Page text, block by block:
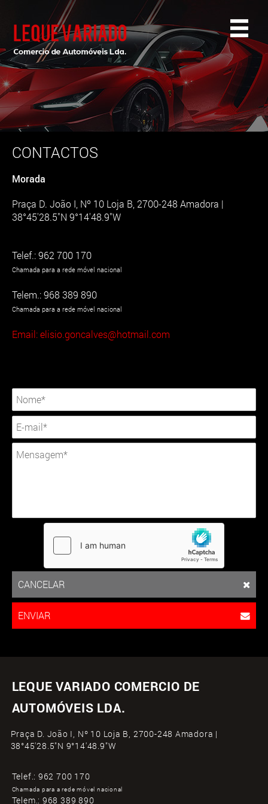
CONTACTOS
Morada
Praça D. João I, Nº 10 Loja B, 2700-248 Amadora |
38°45'28.5"N 9°14'48.9"W
Telef.: 962 700 170
Chamada para a rede móvel nacional
Telem.: 968 389 890
Chamada para a rede móvel nacional
Email: elisio.goncalves@hotmail.com
CANCELAR
ENVIAR
LEQUE VARIADO COMERCIO DE
AUTOMÓVEIS LDA.
Praça D. João I, Nº 10 Loja B, 2700-248 Amadora |
38°45'28.5"N 9°14'48.9"W
Telef.: 962 700 170
Chamada para a rede móvel nacional
Telem.: 968 389 890